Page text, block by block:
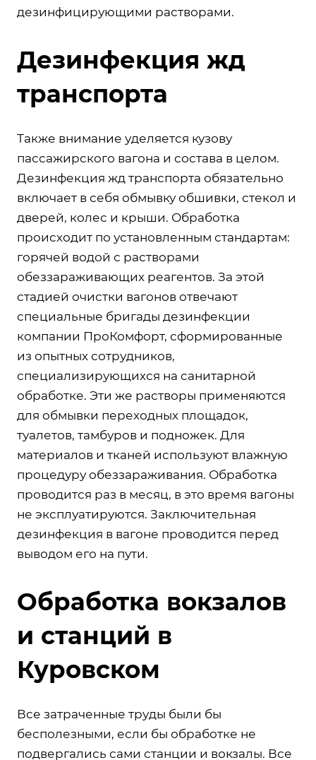
дезинфицирующими растворами.
Дезинфекция жд
транспорта
Также внимание уделяется кузову
пассажирского вагона и состава в целом.
Дезинфекция жд транспорта обязательно
включает в себя обмывку обшивки, стекол и
дверей, колес и крыши. Обработка
происходит по установленным стандартам:
горячей водой с растворами
обеззараживающих реагентов. За этой
стадией очистки вагонов отвечают
специальные бригады дезинфекции
компании ПроКомфорт, сформированные
из опытных сотрудников,
специализирующихся на санитарной
обработке. Эти же растворы применяются
для обмывки переходных площадок,
туалетов, тамбуров и подножек. Для
материалов и тканей используют влажную
процедуру обеззараживания. Обработка
проводится раз в месяц, в это время вагоны
не эксплуатируются. Заключительная
дезинфекция в вагоне проводится перед
выводом его на пути.
Обработка вокзалов
и станций в
Куровском
Все затраченные труды были бы
бесполезными, если бы обработке не
подвергались сами станции и вокзалы. Все